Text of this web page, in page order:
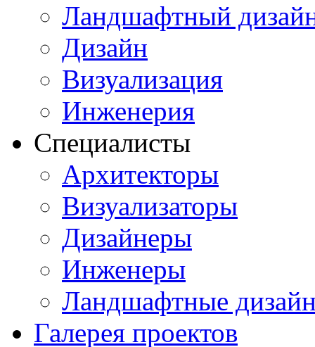
Ландшафтный
Дизайн
Визуализация
Инженерия
Специалисты
Архитекторы
Визуализаторы
Дизайнеры
Инженеры
Ландшафтные
Галерея проектов